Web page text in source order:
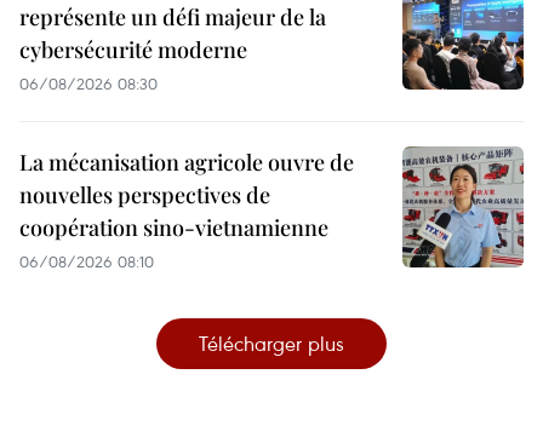
représente un défi majeur de la
cybersécurité moderne
06/08/2026 08:30
La mécanisation agricole ouvre de
nouvelles perspectives de
coopération sino-vietnamienne
06/08/2026 08:10
Télécharger plus